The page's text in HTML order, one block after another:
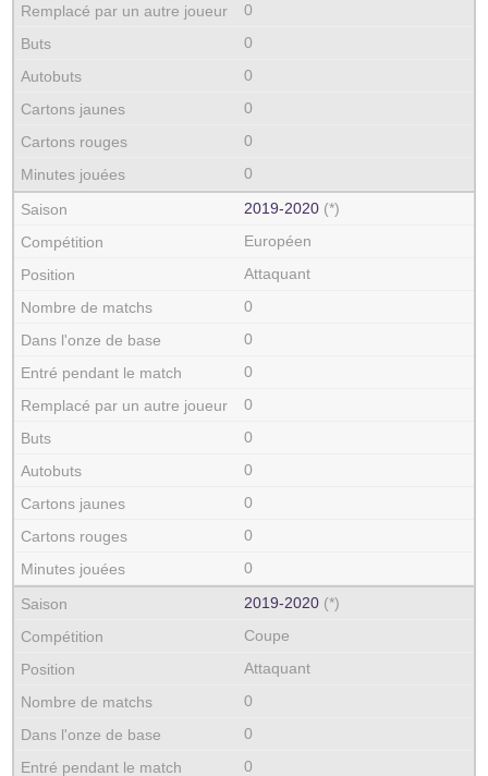
0
0
0
0
0
0
2019‑2020 (*)
Européen
Attaquant
0
0
0
0
0
0
0
0
0
2019‑2020 (*)
Coupe
Attaquant
0
0
0